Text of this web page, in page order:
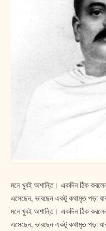
মনে খুবই অশান্তি। একদিন ঠিক
এসেছেন, ভাবছেন একটু কথামৃত পড়া
মনে খুবই অশান্তি। একদিন ঠিক
এসেছেন, ভাবছেন একটু কথামৃত পড়া